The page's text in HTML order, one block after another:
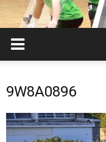
9W8A0896